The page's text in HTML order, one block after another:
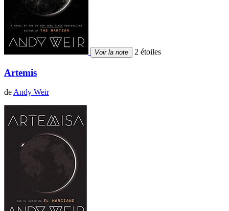
Voir la note 2 étoiles
Artemis
deAndy Weir